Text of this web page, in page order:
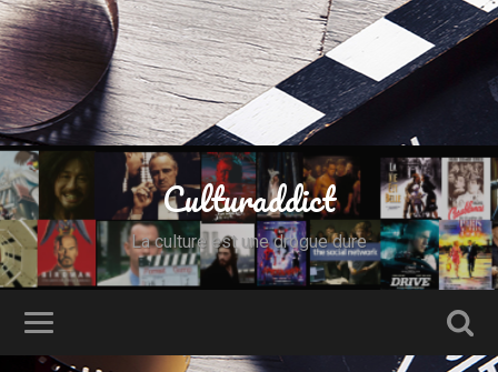
Culturaddict
La culture est une drogue dure